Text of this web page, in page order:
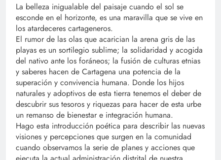
La belleza inigualable del paisaje cuando el sol se
esconde en el horizonte, es una maravilla que se vive en
los atardeceres cartageneros.
El rumor de las olas que acarician la arena gris de las
playas es un sortilegio sublime; la solidaridad y acogida
del nativo ante los foráneos; la fusión de culturas etnias
y saberes hacen de Cartagena una potencia de la
superación y convivencia humana. Donde los hijos
naturales y adoptivos de esta tierra tenemos el deber de
descubrir sus tesoros y riquezas para hacer de esta urbe
un remanso de bienestar e integración humana.
Hago esta introducción poética para describir las nuevas
visiones y percepciones que surgen en la comunidad
cuando observamos la serie de planes y acciones que